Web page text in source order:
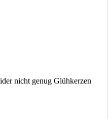
nicht genug Glühkerzen